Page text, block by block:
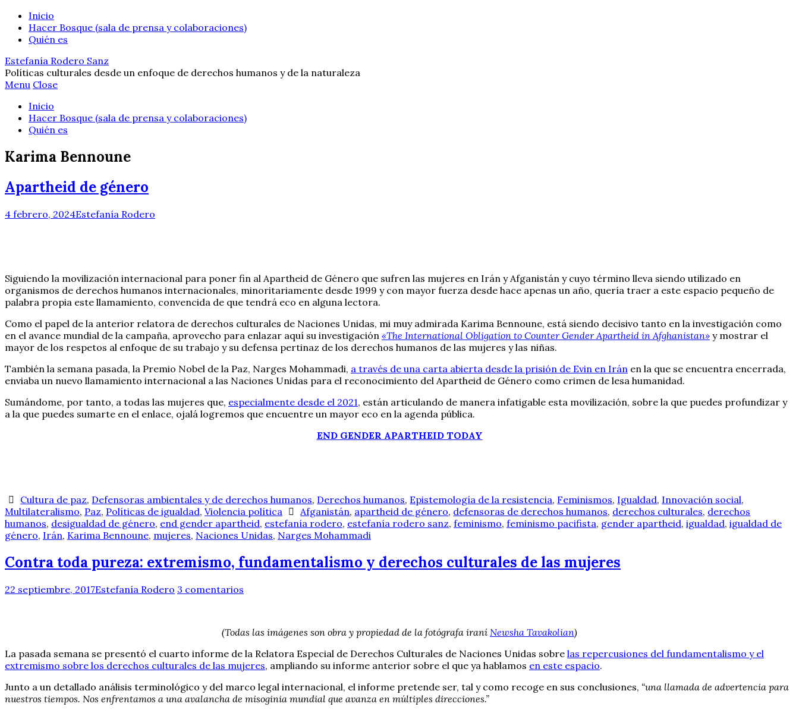
Inicio
Hacer Bosque (sala de prensa y colaboraciones)
Quién es
Estefanía Rodero Sanz
Políticas culturales desde un enfoque de derechos humanos y de la naturaleza
Menu Close
Inicio
Hacer Bosque (sala de prensa y colaboraciones)
Quién es
Karima Bennoune
Apartheid de género
4 febrero, 2024Estefanía Rodero
Siguiendo la movilización internacional para poner fin al Apartheid de Género que sufren las mujeres en Irán y Afganistán y cuyo término lleva siendo utilizado en
organismos de derechos humanos internacionales, minoritariamente desde 1999 y con mayor fuerza desde hace apenas un año, quería traer a este espacio pequeño de
palabra propia este llamamiento, convencida de que tendrá eco en alguna lectora.
Como el papel de la anterior relatora de derechos culturales de Naciones Unidas, mi muy admirada Karima Bennoune, está siendo decisivo tanto en la investigación como
en el avance mundial de la campaña, aprovecho para enlazar aquí su investigación «The International Obligation to Counter Gender Apartheid in Afghanistan» y mostrar el
mayor de los respetos al enfoque de su trabajo y su defensa pertinaz de los derechos humanos de las mujeres y las niñas.
También la semana pasada, la Premio Nobel de la Paz, Narges Mohammadi, a través de una carta abierta desde la prisión de Evin en Irán en la que se encuentra encerrada,
enviaba un nuevo llamamiento internacional a las Naciones Unidas para el reconocimiento del Apartheid de Género como crimen de lesa humanidad.
Sumándome, por tanto, a todas las mujeres que, especialmente desde el 2021, están articulando de manera infatigable esta movilización, sobre la que puedes profundizar y
a la que puedes sumarte en el enlace, ojalá logremos que encuentre un mayor eco en la agenda pública.
END GENDER APARTHEID TODAY
Cultura de paz, Defensoras ambientales y de derechos humanos, Derechos humanos, Epistemología de la resistencia, Feminismos, Igualdad, Innovación social,
Multilateralismo, Paz, Políticas de igualdad, Violencia política Afganistán, apartheid de género, defensoras de derechos humanos, derechos culturales, derechos
humanos, desigualdad de género, end gender apartheid, estefanía rodero, estefanía rodero sanz, feminismo, feminismo pacifista, gender apartheid, igualdad, igualdad de
género, Irán, Karima Bennoune, mujeres, Naciones Unidas, Narges Mohammadi
Contra toda pureza: extremismo, fundamentalismo y derechos culturales de las mujeres
22 septiembre, 2017Estefanía Rodero 3 comentarios
(Todas las imágenes son obra y propiedad de la fotógrafa iraní Newsha Tavakolian)
La pasada semana se presentó el cuarto informe de la Relatora Especial de Derechos Culturales de Naciones Unidas sobre las repercusiones del fundamentalismo y el
extremismo sobre los derechos culturales de las mujeres, ampliando su informe anterior sobre el que ya hablamos en este espacio.
Junto a un detallado análisis terminológico y del marco legal internacional, el informe pretende ser, tal y como recoge en sus conclusiones, “una llamada de advertencia para
nuestros tiempos. Nos enfrentamos a una avalancha de misoginia mundial que avanza en múltiples direcciones.”